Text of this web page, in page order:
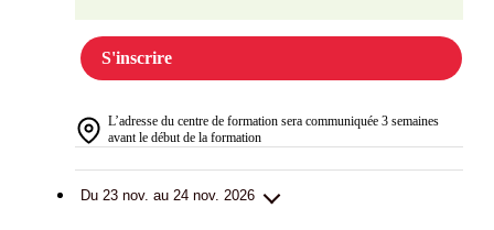
S'inscrire
L’adresse du centre de formation sera communiquée 3 semaines
avant le début de la formation
Du 23 nov. au 24 nov. 2026